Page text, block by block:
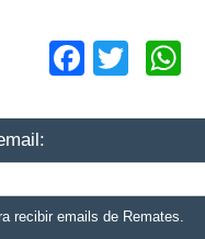
recibir emails de Remates.